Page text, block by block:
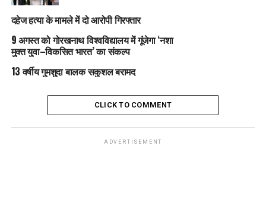
दहेज हत्या के मामले में दो आरोपी गिरफ्तार
9 अगस्त को गोरखनाथ विश्वविद्यालय में गूंजेगा ‘नशा
मुक्त युवा–विकसित भारत’ का संकल्प
13 वर्षीय गुमशुदा बालक सकुशल बरामद
CLICK TO COMMENT
ADVERTISEMENT